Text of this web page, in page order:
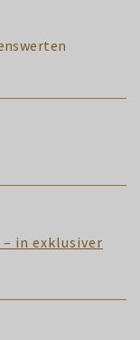
in exklusiver